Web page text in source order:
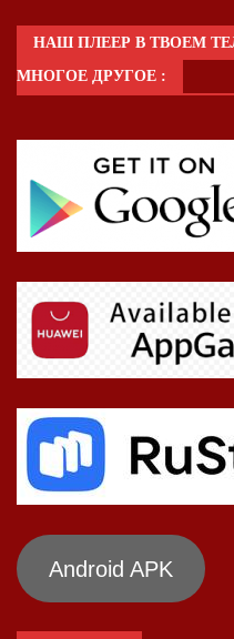
НАШ ПЛЕЕР В ТВОЕМ
МНОГОЕ ДРУГОЕ :
Android APK